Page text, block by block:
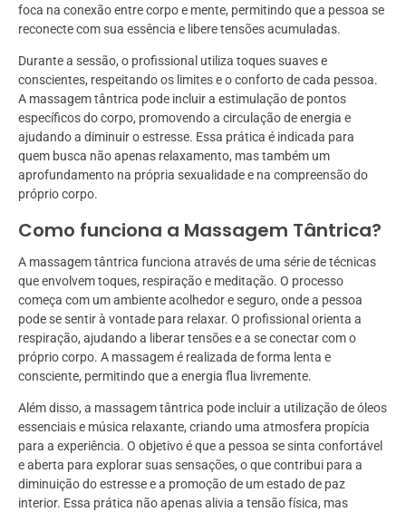
foca na conexão entre corpo e mente, permitindo que a pessoa se
reconecte com sua essência e libere tensões acumuladas.
Durante a sessão, o profissional utiliza toques suaves e
conscientes, respeitando os limites e o conforto de cada pessoa.
A massagem tântrica pode incluir a estimulação de pontos
específicos do corpo, promovendo a circulação de energia e
ajudando a diminuir o estresse. Essa prática é indicada para
quem busca não apenas relaxamento, mas também um
aprofundamento na própria sexualidade e na compreensão do
próprio corpo.
Como funciona a Massagem Tântrica?
A massagem tântrica funciona através de uma série de técnicas
que envolvem toques, respiração e meditação. O processo
começa com um ambiente acolhedor e seguro, onde a pessoa
pode se sentir à vontade para relaxar. O profissional orienta a
respiração, ajudando a liberar tensões e a se conectar com o
próprio corpo. A massagem é realizada de forma lenta e
consciente, permitindo que a energia flua livremente.
Além disso, a massagem tântrica pode incluir a utilização de óleos
essenciais e música relaxante, criando uma atmosfera propícia
para a experiência. O objetivo é que a pessoa se sinta confortável
e aberta para explorar suas sensações, o que contribui para a
diminuição do estresse e a promoção de um estado de paz
interior. Essa prática não apenas alivia a tensão física, mas